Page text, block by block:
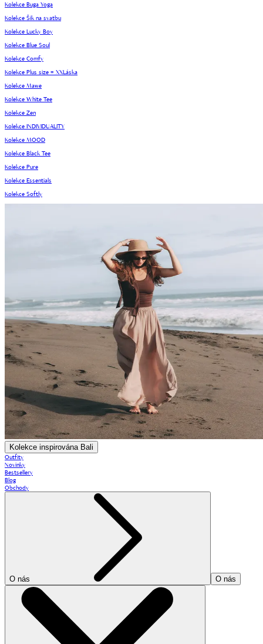
Kolekce Buga Yoga
Kolekce Šik na svatbu
Kolekce Lucky Boy
Kolekce Blue Soul
Kolekce Comfy
Kolekce Plus size = XXLáska
Kolekce Mawe
Kolekce White Tee
Kolekce Zen
Kolekce INDIVIDUALITY
Kolekce MOOD
Kolekce Black Tee
Kolekce Pure
Kolekce Essentials
Kolekce Softly
Kolekce inspirována Bali
Outfity
Novinky
Bestsellery
Blog
Obchody
O nás O nás